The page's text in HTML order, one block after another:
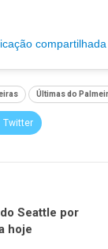
Últimas do
Twitter
Seattle por
hoje